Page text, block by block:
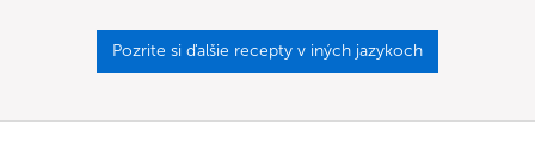
Pozrite si ďalšie recepty v iných jazykoch